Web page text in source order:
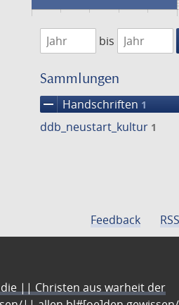
1474
bis
Sammlungen
remove Handschriften 1
ddb_neustart_kultur 1
Feedback
|| Christen aus warheit der